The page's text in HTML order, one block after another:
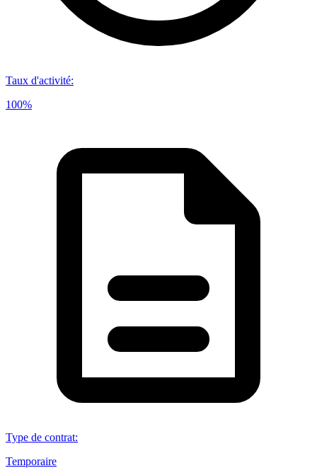
Taux d'activité:
100%
Type de contrat:
Temporaire